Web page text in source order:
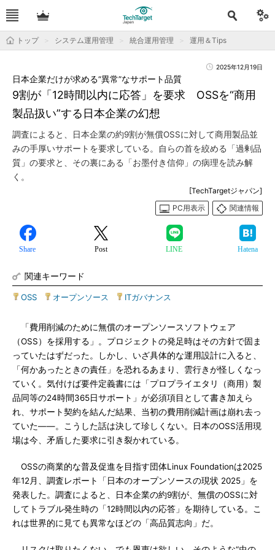
トップ システム運用管理 統合運用管理 運用＆Tips
2025年12月19日
9割が「12時間以内に応答」を要求 OSSを“商用
製品扱い”する日本企業の幻想
日本企業だけが求める“異常”なサポート品質
調査によると、日本企業の約9割が無償OSSに対して商用製品並
みの手厚いサポートを要求している。自らの首を絞める「過剰品
質」の要求と、その裏にある「お墨付き信仰」の病理を読み解
く。
[TechTargetジャパン]
PC用表示
関連情報
Share Post LINE Hatena
関連キーワード
OSS オープンソース ITガバナンス
「費用削減のために無償のオープンソースソフトウェア
（OSS）を採用する」。プロジェクトの発足時はその方針で固ま
っていたはずだった。しかし、いざ具体的な運用設計に入ると、
「何かあったときの責任」を恐れるあまり、雲行きが怪しくなっ
ていく。気付けば要件定義書には「プロプライエタリ（商用）製
品同等の24時間365日サポート」が必須項目として書き加えら
れ、サポート契約を結んだ結果、当初の費用削減計画は崩れ去っ
ていた――。こうした話は決して珍しくない。日本のOSS活用現
場は今、矛盾した要求に引き裂かれている。
OSSの商業的な普及促進を目指す団体Linux Foundationは2025
年12月、調査レポート「日本のオープンソースの現状 2025」を
発表した。調査によると、日本企業の約9割が、無償のOSSに対
してトラブル発生時の「12時間以内の応答」を期待している。こ
れは世界的に見ても異常なほどの「高品質志向」だ。